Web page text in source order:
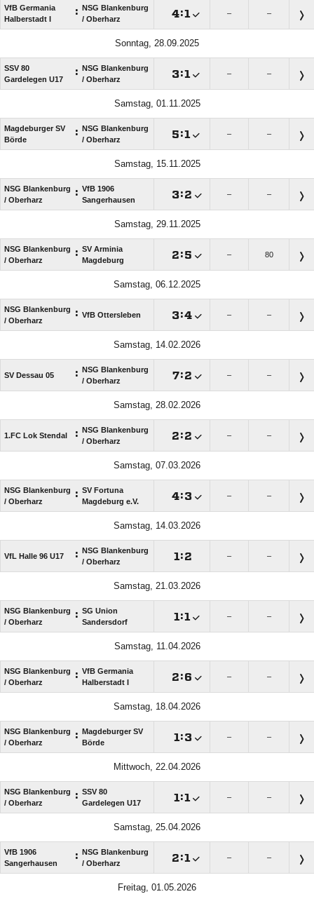
VfB Germania
Halberstadt I
: NSG Blankenburg
/​ Oberharz
: – –
Sonntag, 28.09.2025
SSV 80
Gardelegen U17
: NSG Blankenburg
/​ Oberharz
: – –
Samstag, 01.11.2025
Magdeburger SV
Börde
: NSG Blankenburg
/​ Oberharz
: – –
Samstag, 15.11.2025
NSG Blankenburg
/​ Oberharz
: VfB 1906
Sangerhausen
: – –
Samstag, 29.11.2025
NSG Blankenburg
/​ Oberharz
: SV Arminia
Magdeburg
: – 80
Samstag, 06.12.2025
NSG Blankenburg
/​ Oberharz
: VfB Ottersleben : – –
Samstag, 14.02.2026
SV Dessau 05 : NSG Blankenburg
/​ Oberharz
: – –
Samstag, 28.02.2026
1.FC Lok Stendal : NSG Blankenburg
/​ Oberharz
: – –
Samstag, 07.03.2026
NSG Blankenburg
/​ Oberharz
: SV Fortuna
Magdeburg e.V.
: – –
Samstag, 14.03.2026
VfL Halle 96 U17 : NSG Blankenburg
/​ Oberharz
 : – –
Samstag, 21.03.2026
NSG Blankenburg
/​ Oberharz
: SG Union
Sandersdorf
 : – –
Samstag, 11.04.2026
NSG Blankenburg
/​ Oberharz
: VfB Germania
Halberstadt I
: – –
Samstag, 18.04.2026
NSG Blankenburg
/​ Oberharz
: Magdeburger SV
Börde
 : – –
Mittwoch, 22.04.2026
NSG Blankenburg
/​ Oberharz
: SSV 80
Gardelegen U17
 : – –
Samstag, 25.04.2026
VfB 1906
Sangerhausen
: NSG Blankenburg
/​ Oberharz
: – –
Freitag, 01.05.2026